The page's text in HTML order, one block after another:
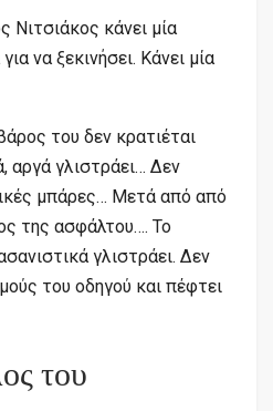
κάνει μία
να ξεκινήσει. Kάνει μία
του δεν κρατιέται
γλιστράει… Δεν
μπάρες… Μετά από από
της ασφάλτου…. Το
γλιστράει. Δεν
του οδηγού και πέφτει
του